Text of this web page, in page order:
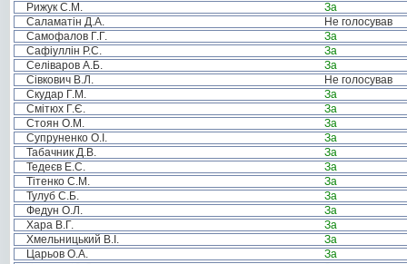
Рижук С.М.
За
Саламатін Д.А.
Не голосував
Самофалов Г.Г.
За
Сафіуллін Р.С.
За
Селіваров А.Б.
За
Сівкович В.Л.
Не голосував
Скудар Г.М.
За
Смітюх Г.Є.
За
Стоян О.М.
За
Супруненко О.І.
За
Табачник Д.В.
За
Тедеєв Е.С.
За
Тітенко С.М.
За
Тулуб С.Б.
За
Федун О.Л.
За
Хара В.Г.
За
Хмельницький В.І.
За
Царьов О.А.
За